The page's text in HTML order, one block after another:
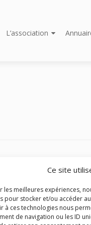
Ce site
les meilleures expériences,
pour stocker et/ou accéder
à ces technologies nous
de navigation ou les ID
au
L’association
2019
d’aborder les
développement et à